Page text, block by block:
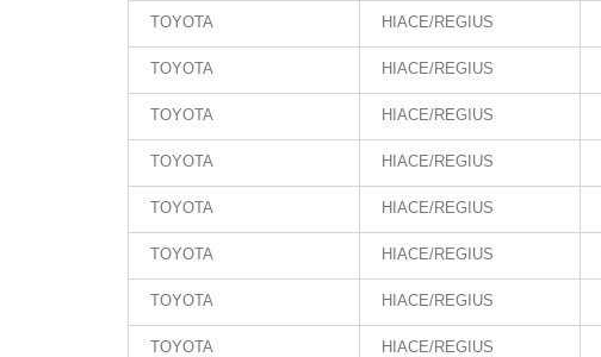
TOYOTA HIACE/REGIUS
TOYOTA HIACE/REGIUS
TOYOTA HIACE/REGIUS
TOYOTA HIACE/REGIUS
TOYOTA HIACE/REGIUS
TOYOTA HIACE/REGIUS
TOYOTA HIACE/REGIUS
TOYOTA HIACE/REGIUS